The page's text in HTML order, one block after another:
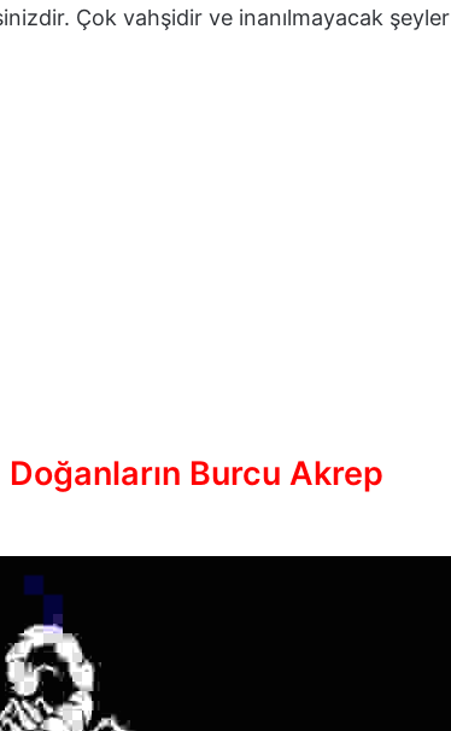
Çok vahşidir ve inanılmayacak şeyler
Burcu Akrep